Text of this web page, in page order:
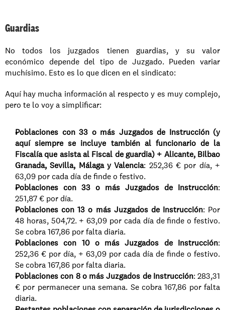
Guardias
No todos los juzgados tienen guardias, y su valor
económico depende del tipo de Juzgado. Pueden variar
muchísimo. Esto es lo que dicen en el sindicato:
Aquí hay mucha información al respecto y es muy complejo,
pero te lo voy a simplificar:
Poblaciones con 33 o más Juzgados de Instrucción (y
aquí siempre se incluye también al funcionario de la
Fiscalía que asista al Fiscal de guardia) + Alicante, Bilbao
Granada, Sevilla, Málaga y Valencia: 252,36 € por día, +
63,09 por cada día de finde o festivo.
Poblaciones con 33 o más Juzgados de Instrucción:
251,87 € por día.
Poblaciones con 13 o más Juzgados de Instrucción: Por
48 horas, 504,72. + 63,09 por cada día de finde o festivo.
Se cobra 167,86 por falta diaria.
Poblaciones con 10 o más Juzgados de Instrucción:
252,36 € por día, + 63,09 por cada día de finde o festivo.
Se cobra 167,86 por falta diaria.
Poblaciones con 8 o más Juzgados de Instrucción: 283,31
€ por permanecer una semana. Se cobra 167,86 por falta
diaria.